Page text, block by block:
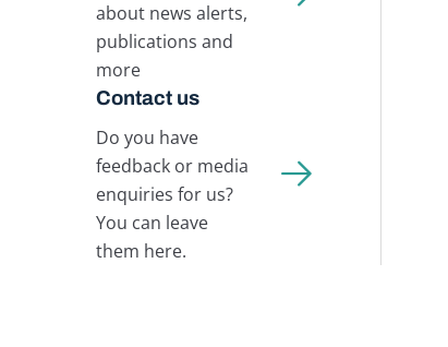
about news alerts,
publications and
more
Contact us
Do you have
feedback or media
enquiries for us?
You can leave
them here.